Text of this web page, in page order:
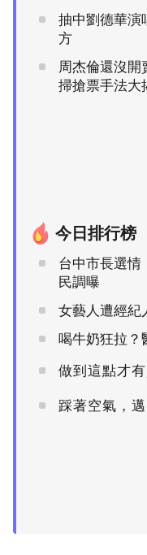
抽中劉德華演
方
周杰倫還沒開
掃搶票手法大
今日排行榜
台中市長選情
民調曝
女藝人遭經紀
喝牛奶狂拉？
做到這點才
踩著空氣，